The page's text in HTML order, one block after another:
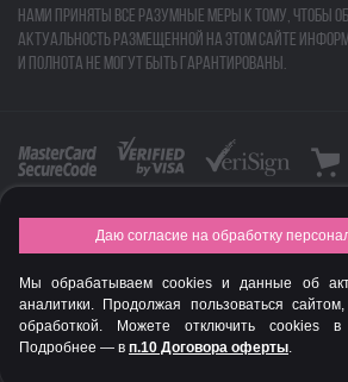
Нами приняты все разумные меры к тому, чтобы
актуальность размещенной на этом сайте
и полнота не могут быть гарантированы.
FASHION NEW YEAR AWARDS 2015
© Интернет-магазин профессиональной
Авторизируйся, чтобы получить скидку
Даю согласие на обработку
Мы обрабатываем cookies и данные об
аналитики. Продолжая пользоваться
обработкой. Можете отключить cookies в
Подробнее — в п.10 Договора оферты.